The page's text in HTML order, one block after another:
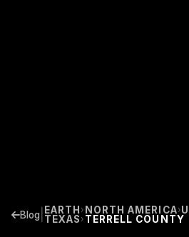
Blog EARTH › NORTH AMERICA›
TEXAS › TERRELL COUNTY